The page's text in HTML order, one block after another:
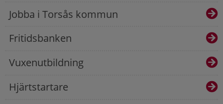
Jobba i Torsås kommun
Fritidsbanken
Vuxenutbildning
Hjärtstartare